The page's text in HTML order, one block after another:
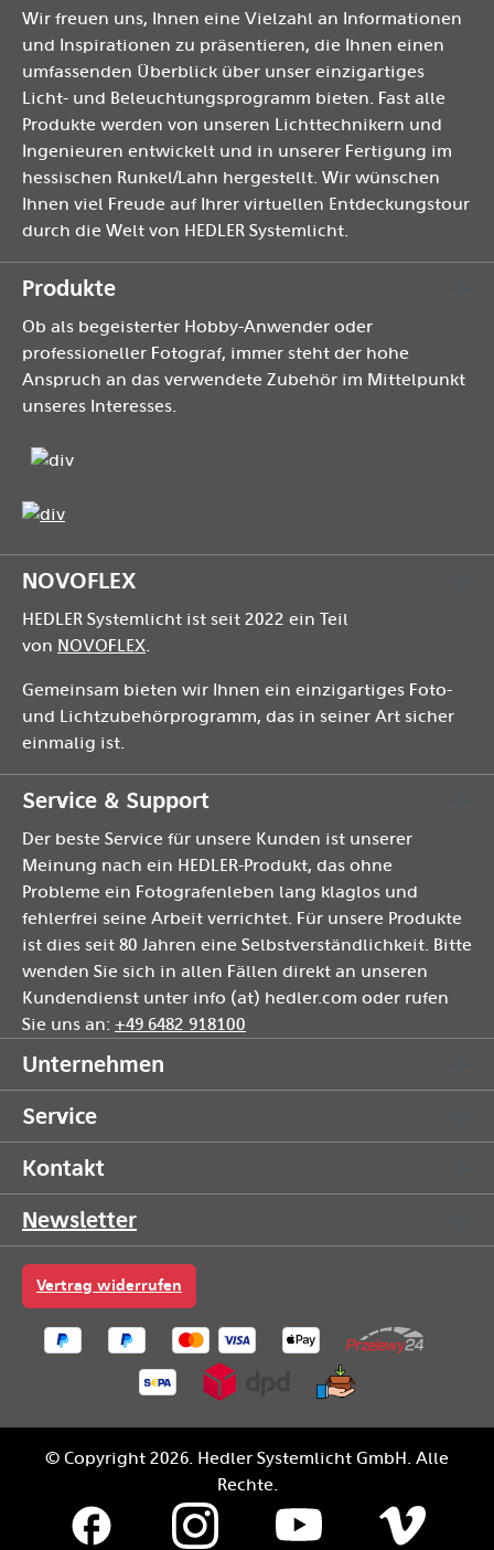
Wir freuen uns, Ihnen eine Vielzahl an Informationen
und Inspirationen zu präsentieren, die Ihnen einen
umfassenden Überblick über unser einzigartiges
Licht- und Beleuchtungsprogramm bieten. Fast alle
Produkte werden von unseren Lichttechnikern und
Ingenieuren entwickelt und in unserer Fertigung im
hessischen Runkel/Lahn hergestellt. Wir wünschen
Ihnen viel Freude auf Ihrer virtuellen Entdeckungstour
durch die Welt von HEDLER Systemlicht.
Produkte
Ob als begeisterter Hobby-Anwender oder
professioneller Fotograf, immer steht der hohe
Anspruch an das verwendete Zubehör im Mittelpunkt
unseres Interesses.
NOVOFLEX
HEDLER Systemlicht ist seit 2022 ein Teil
von NOVOFLEX.
Gemeinsam bieten wir Ihnen ein einzigartiges Foto-
und Lichtzubehörprogramm, das in seiner Art sicher
einmalig ist.
Service & Support
Der beste Service für unsere Kunden ist unserer
Meinung nach ein HEDLER-Produkt, das ohne
Probleme ein Fotografenleben lang klaglos und
fehlerfrei seine Arbeit verrichtet. Für unsere Produkte
ist dies seit 80 Jahren eine Selbstverständlichkeit. Bitte
wenden Sie sich in allen Fällen direkt an unseren
Kundendienst unter info (at) hedler.com oder rufen
Sie uns an: +49 6482 918100
Unternehmen
Service
Kontakt
Newsletter
Vertrag widerrufen
© Copyright 2026. Hedler Systemlicht GmbH. Alle
Rechte.